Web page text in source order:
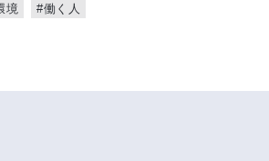
境 #働く人